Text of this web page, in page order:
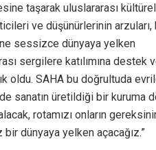
taşarak uluslararası
ve düşünürlerinin
sessizce dünyaya yelken
sergilere katılımına destek
oldu. SAHA bu doğrultuda
sanatın üretildiği bir kuruma
rotamızı onların
dünyaya yelken açacağız.”